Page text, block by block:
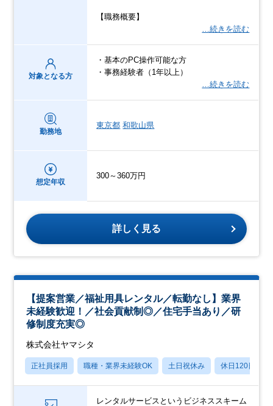
【職務概要】
…続きを読む
対象となる方
・基本のPC操作可能な方
・事務経験者（1年以上）
…続きを読む
勤務地
東京都 和歌山県
想定年収
300～360万円
詳しく見る
【提案営業／福祉用具レンタル／転勤なし】業界
未経験歓迎！／社会貢献制◎／住宅手当あり／研
修制度充実◎
株式会社ヤマシタ
正社員採用 職種・業界未経験OK 土日祝休み 休日120日以上
レンタルサービスというビジネススキーム